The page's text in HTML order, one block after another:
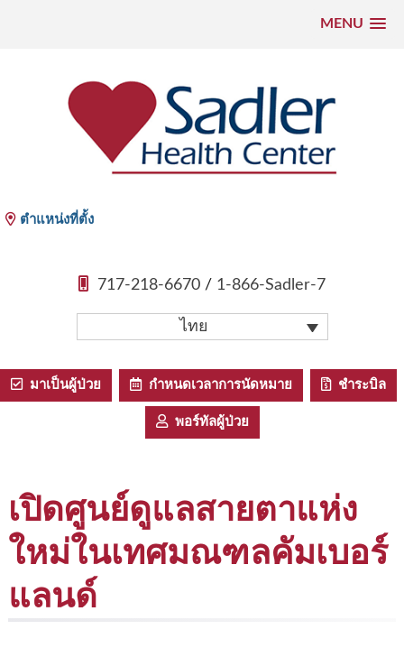
MENU
Sadler Health Center
ตำแหน่งที่ตั้ง
717-218-6670 / 1-866-Sadler-7
ไทย
มาเป็นผู้ป่วย กําหนดเวลาการนัดหมาย ชําระบิล
พอร์ทัลผู้ป่วย
เปิดศูนย์ดูแลสายตาแห่ง
ใหม่ในเทศมณฑลคัมเบอร์
แลนด์